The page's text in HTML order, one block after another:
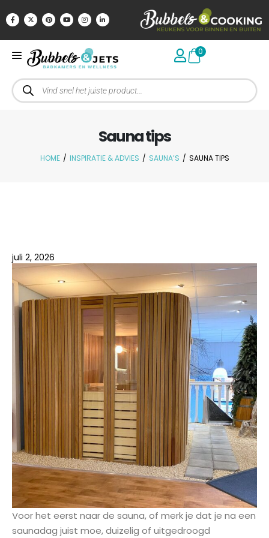
0
Sauna tips
HOME / INSPIRATIE & ADVIES / SAUNA’S / SAUNA TIPS
juli 2, 2026
Voor het eerst naar de sauna, of merk je dat je na een
saunadag juist moe, duizelig of uitgedroogd